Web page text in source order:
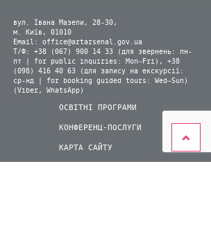
вул. Івана Мазепи, 28-30,
м. Київ, 01010
Email: office@artarsenal.gov.ua
Т/Ф: +38 (067) 900 14 33 (для звернень: пн-
пт | for public inquiries: Mon–Fri), +38
(098) 416 40 63 (для запису на екскурсії:
ср-нд | for booking guided tours: Wed–Sun)
(Viber, WhatsApp)
ОСВІТНІ ПРОГРАМИ
КОНФЕРЕНЦ-ПОСЛУГИ
КАРТА САЙТУ